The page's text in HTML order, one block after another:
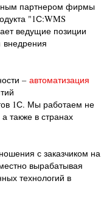
партнером фирмы
"1С:WMS
ведущие позиции
внедрения
– автоматизация
1С. Мы работаем не
также в странах
с заказчиком на
вырабатывая
технологий в